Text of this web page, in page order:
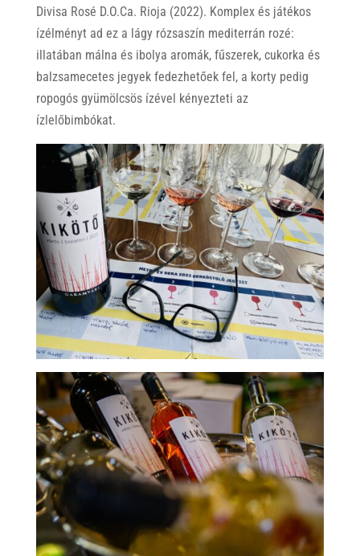
Divisa Rosé D.O.Ca. Rioja (2022). Komplex és játékos
ízélményt ad ez a lágy rózsaszín mediterrán rozé:
illatában málna és ibolya aromák, fűszerek, cukorka és
balzsamecetes jegyek fedezhetőek fel, a korty pedig
ropogós gyümölcsös ízével kényezteti az
ízlelőbimbókat.